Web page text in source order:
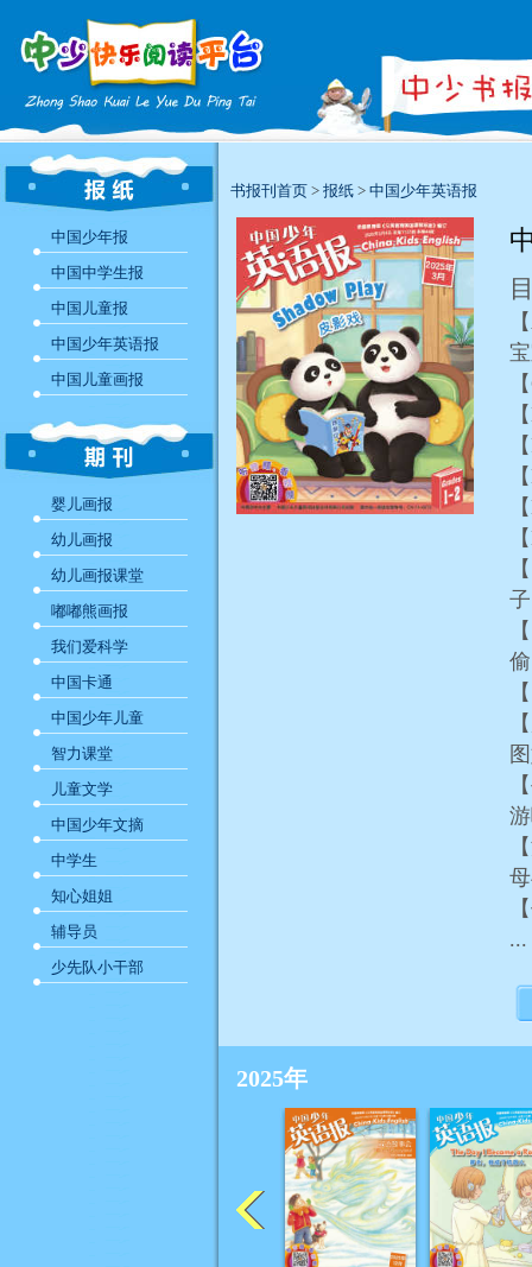
中国少年报
中国中学生报
中国儿童报
中国少年英语报
中国儿童画报
婴儿画报
幼儿画报
幼儿画报课堂
嘟嘟熊画报
我们爱科学
中国卡通
中国少年儿童
智力课堂
儿童文学
中国少年文摘
中学生
知心姐姐
辅导员
少先队小干部
书报刊首页 > 报纸 > 中国少年英语报
...
2025年